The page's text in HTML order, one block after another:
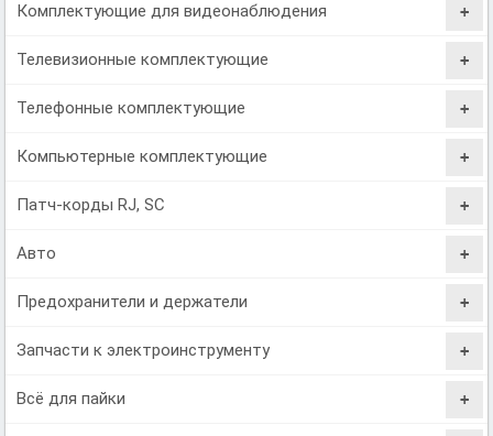
Комплектующие для видеонаблюдения
Телевизионные комплектующие
Телефонные комплектующие
Компьютерные комплектующие
Патч-корды RJ, SC
Авто
Предохранители и держатели
Запчасти к электроинструменту
Всё для пайки